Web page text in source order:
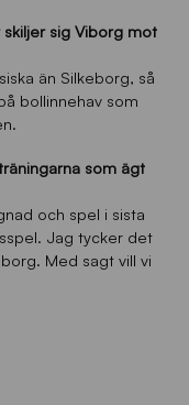
sig Viborg mot
än Silkeborg, så
bollinnehav som
som ägt
och spel i sista
Jag tycker det
Med sagt vill vi